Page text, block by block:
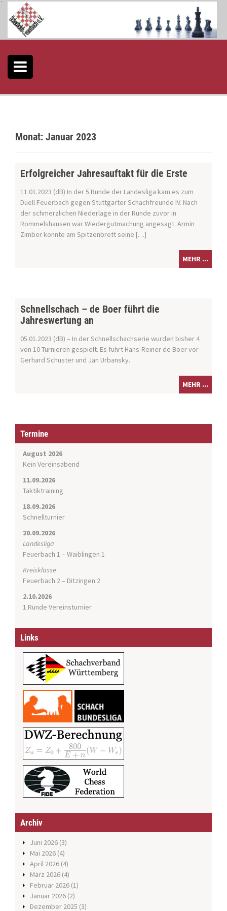
S
Monat: Januar 2023
Erfolgreicher Jahresauftakt für die Erste
11.01.2023 (dB) In der 5.Runde der Landesliga kam es zum
Duell Feuerbach gegen Stuttgarter Schachfreunde IV. Nach
der schmerzlichen Niederlage in der Runde zuvor in
Rommelshausen war Wiedergutmachung angesagt. Armin
Zimber konnte am Spitzenbrett seine […]
MEHR ...
Schnellschach – de Boer führt die
Jahreswertung an
05.01.2023 (dB) – In der Schnellschachserie wurden bisher 4
von 10 Turnieren gespielt. Es führt Hans-Reiner de Boer vor
Gerhard Schuster und Jan Urbansky.
MEHR ...
Termine
August 2026
Kein Vereinsabend
11.09.2026
Taktiktraining
18.09.2026
Schnellturnier
20.09.2026
Landesliga
Feuerbach 1 – Waiblingen 1
Kreisklasse
Feuerbach 2 – Ditzingen 2
2.10.2026
1.Runde Vereinsturnier
Links
Archiv
Juni 2026 (3)
Mai 2026 (4)
April 2026 (4)
März 2026 (4)
Februar 2026 (1)
Januar 2026 (2)
Dezember 2025 (3)